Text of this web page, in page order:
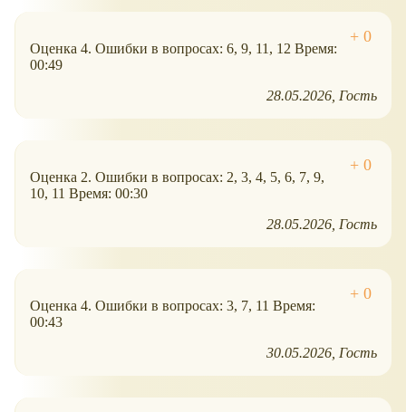
Оценка 4. Ошибки в вопросах: 6, 9, 11, 12 Время:
00:49
28.05.2026 Гость
Оценка 2. Ошибки в вопросах: 2, 3, 4, 5, 6, 7, 9,
10, 11 Время: 00:30
28.05.2026 Гость
Оценка 4. Ошибки в вопросах: 3, 7, 11 Время:
00:43
30.05.2026 Гость